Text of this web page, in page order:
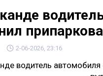
2-06-2026, 23:16